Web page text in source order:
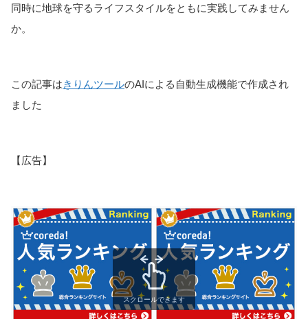
同時に地球を守るライフスタイルをともに実践してみません
か。
この記事はきりんツールのAIによる自動生成機能で作成され
ました
【広告】
スクロールできます